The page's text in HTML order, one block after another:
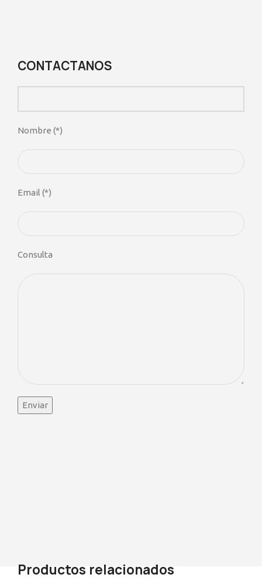
CONTACTANOS
Nombre (*)
Email (*)
Consulta
Productos relacionados